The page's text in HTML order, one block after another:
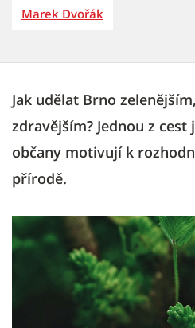
Marek Dvořák
Jak udělat Brno
zdravějším? Jednou z
občany motivují k
přírodě.